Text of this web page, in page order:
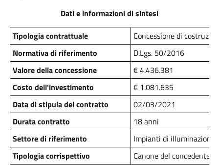
Dati e informazioni di sintesi
Tipologia contrattuale
Concessione di
Normativa di riferimento
D.Lgs. 50/2016
Valore della concessione
€ 4.436.381
Costo dell'investimento
€ 1.081.635
Data di stipula del contratto
02/03/2021
Durata contratto
18 anni
Settore di riferimento
Impianti di illuminazione
Tipologia corrispettivo
Canone del concedente